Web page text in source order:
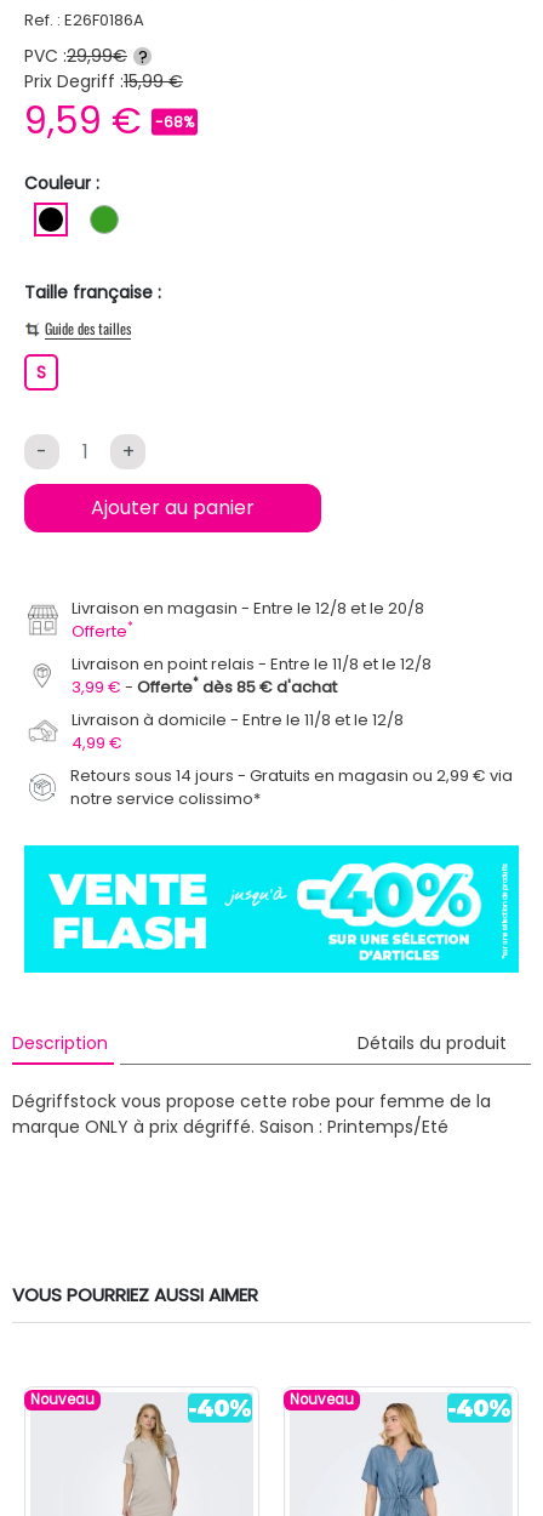
Ref. : E26F0186A
PVC :29,99€ ?
Prix Degriff :15,99 €
9,59 € -68%
Couleur :
NOIR VERT
Taille française :
Guide des tailles
SS
- +
Ajouter au panier
Livraison en magasin
Entre le 12/8 et le 20/8
Offerte*
Livraison en point relais
Entre le 11/8 et le 12/8
3,99 €
Offerte* dès 85 € d'achat
Livraison à domicile
Entre le 11/8 et le 12/8
4,99 €
Retours sous 14 jours - Gratuits en magasin ou 2,99 € via
notre service colissimo*
Description Détails du produit
Dégriffstock vous propose cette robe pour femme de la
marque ONLY à prix dégriffé. Saison : Printemps/Eté
VOUS POURRIEZ AUSSI AIMER
Nouveau Nouveau